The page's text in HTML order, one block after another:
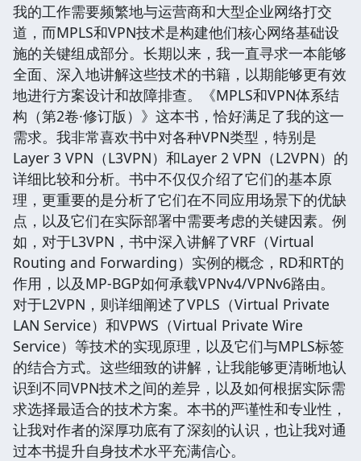
我的工作需要频繁地与运营商和大型企业网络打交
道，而MPLS和VPN技术是构建他们核心网络基础设
施的关键组成部分。长期以来，我一直寻求一本能够
全面、深入地讲解这些技术的书籍，以期能够更有效
地进行方案设计和故障排查。《MPLS和VPN体系结
构（第2卷·修订版）》这本书，恰好满足了我的这一
需求。我非常喜欢书中对各种VPN类型，特别是
Layer 3 VPN（L3VPN）和Layer 2 VPN（L2VPN）的
详细比较和分析。书中不仅仅介绍了它们的基本原
理，更重要的是分析了它们在不同应用场景下的优缺
点，以及它们在实际部署中需要考虑的关键因素。例
如，对于L3VPN，书中深入讲解了VRF（Virtual
Routing and Forwarding）实例的概念，RD和RT的
作用，以及MP-BGP如何承载VPNv4/VPNv6路由。
对于L2VPN，则详细阐述了VPLS（Virtual Private
LAN Service）和VPWS（Virtual Private Wire
Service）等技术的实现原理，以及它们与MPLS标签
的结合方式。这些细致的讲解，让我能够更清晰地认
识到不同VPN技术之间的差异，以及如何根据实际需
求选择最适合的技术方案。本书的严谨性和专业性，
让我对作者的深厚功底有了深刻的认识，也让我对通
过本书提升自身技术水平充满信心。